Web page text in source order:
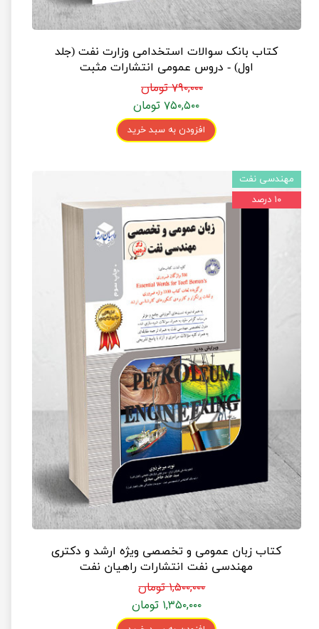
کتاب بانک سوالات استخدامی وزارت نفت (جلد
اول) - دروس عمومی انتشارات مثبت
۷۹۰,۰۰۰ تومان
۷۵۰,۵۰۰ تومان
افزودن به سبد خرید
کتاب زبان عمومی و تخصصی ویژه ارشد و دکتری
مهندسی نفت انتشارات راهیان نفت
۱,۵۰۰,۰۰۰ تومان
۱,۳۵۰,۰۰۰ تومان
مهندسی نفت
۱۰ درصد